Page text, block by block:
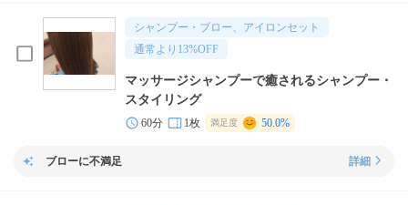
シャンプー・ブロー、アイロンセット
通常より 13%OFF
マッサージシャンプーで癒されるシャンプー・
スタイリング
60分 1枚 満足度 50.0%
ブローに不満足 詳細